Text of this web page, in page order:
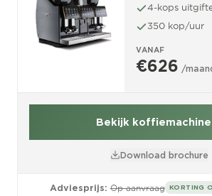
4-kops
350 kop/uur
VANAF
€626 /
Bekijk koffiemachine
Download brochure
Adviesprijs: Op aanvraag KORTING